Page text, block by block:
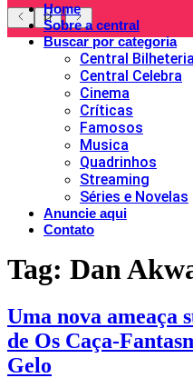
Home
Sobre a central
Buscar por categoria
Central
Central Celebra
Cinema
Críticas
Famosos
Musica
Quadrinhos
Streaming
Séries e Novelas
Anuncie aqui
Contato
Tag: Dan
Uma nova ameaça
de Os Caça-
Gelo